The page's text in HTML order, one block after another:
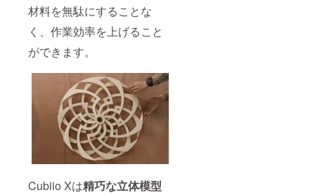
材料を無駄にすることな
く、作業効率を上げること
ができます。
Cubiio Xは精巧な立体模型